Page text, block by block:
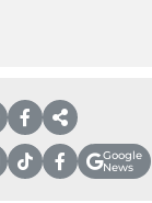
Google
News